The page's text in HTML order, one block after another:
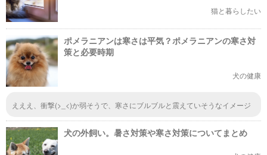
猫と暮らしたい
ポメラニアンは寒さは平気？ポメラニアンの寒さ対
策と必要時期
犬の健康
えええ、衝撃(>_<)か弱そうで、寒さにブルブルと震えていそうなイメージ
た目によらないわね。寒さに強いって聞くと、か弱そうなイメージが少し薄
らいだ。
犬の外飼い。暑さ対策や寒さ対策についてまとめ